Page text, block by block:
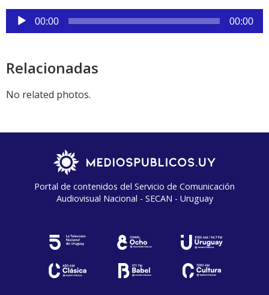
Reproductor
de
00:00 00:00
Relacionadas
No related photos.
Portal de contenidos del Servicio de Comunicación
Audiovisual Nacional - SECAN - Uruguay